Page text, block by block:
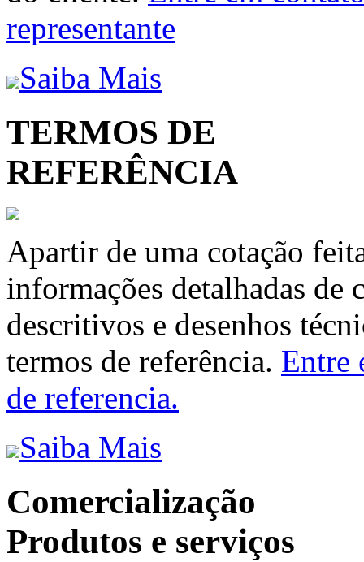
representante
Saiba Mais
TERMOS DE
REFERÊNCIA
Apartir de uma cotação
informações detalhadas de
descritivos e desenhos
termos de referência. Entre
de referencia.
Saiba Mais
Comercialização
Produtos e serviços